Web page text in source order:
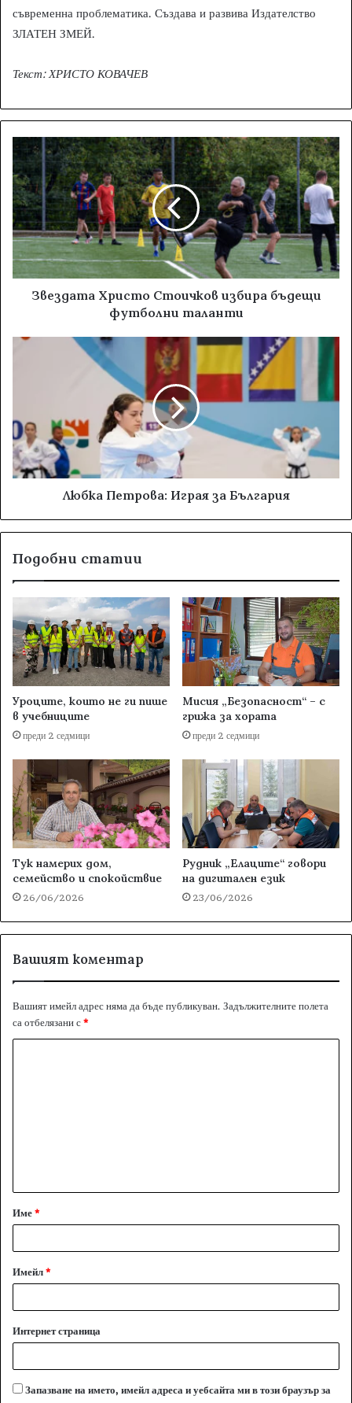
съвременна проблематика. Създава и развива Издателство
ЗЛАТЕН ЗМЕЙ.
Текст: ХРИСТО КОВАЧЕВ
Звездата Христо Стоичков избира бъдещи
футболни таланти
Любка Петрова: Играя за България
Подобни статии
Уроците, които не ги пише
в учебниците
преди 2 седмици
Мисия „Безопасност“ – с
грижа за хората
преди 2 седмици
Тук намерих дом,
семейство и спокойствие
26/06/2026
Рудник „Елаците“ говори
на дигитален език
23/06/2026
Вашият коментар
Вашият имейл адрес няма да бъде публикуван. Задължителните полета
са отбелязани с*
а
р
Име*
Имейл*
Интернет страница
Запазване на името, имейл адреса и уебсайта ми в този браузър за